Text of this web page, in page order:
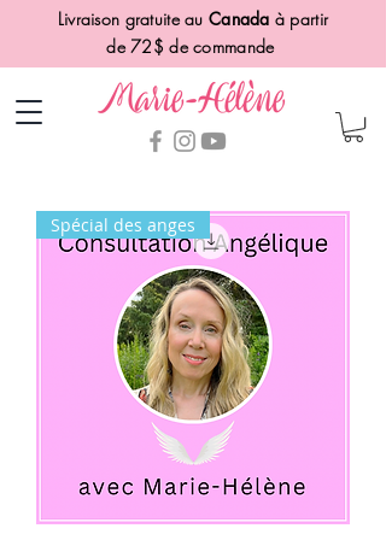
Livraison gratuite au Canada à partir
de 72$ de commande
Spécial des anges